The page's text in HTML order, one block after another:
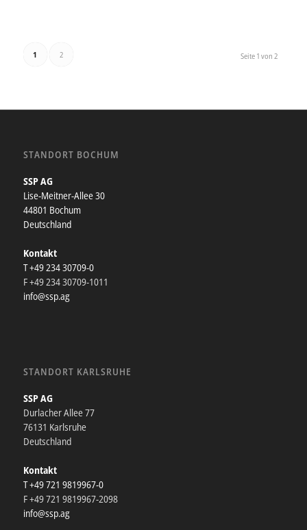
Seite 1 von 2
1 2
STANDORT BOCHUM
SSP AG
Lise-Meitner-Allee 30
44801 Bochum
Deutschland
Kontakt
T +49 234 30709-0
F +49 234 30709-1011
info@ssp.ag
STANDORT KARLSRUHE
SSP AG
Durlacher Allee 77
76131 Karlsruhe
Deutschland
Kontakt
T +49 721 9819967-0
F +49 721 9819967-2098
info@ssp.ag